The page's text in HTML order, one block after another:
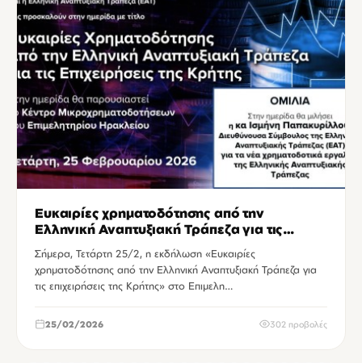
Ευκαιρίες χρηματοδότησης από την
Ελληνική Αναπτυξιακή Τράπεζα για τις
επιχειρήσεις της Κρήτης
Σήμερα, Τετάρτη 25/2, η εκδήλωση «Ευκαιρίες
χρηματοδότησης από την Ελληνική Αναπτυξιακή Τράπεζα για
τις επιχειρήσεις της Κρήτης» στο Επιμελη…
25/02/2026 302 προβολές